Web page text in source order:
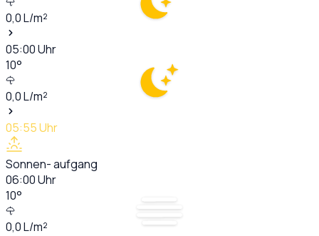
0,0L/m²
05:00Uhr
10°
0,0L/m²
05:55Uhr
Sonnen- aufgang
06:00Uhr
10°
0,0L/m²